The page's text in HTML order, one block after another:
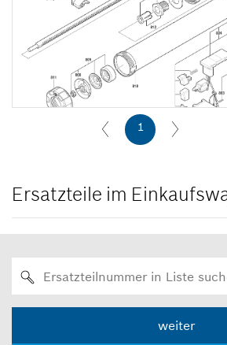
1
Ersatzteile im
weiter